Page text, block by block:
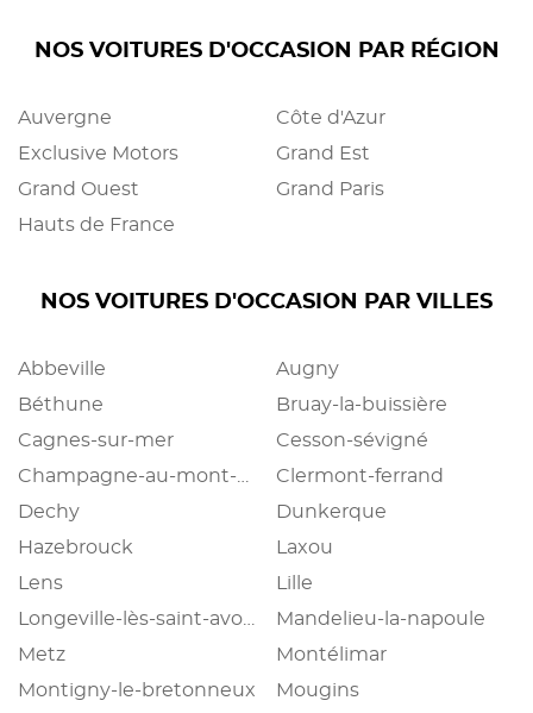
NOS VOITURES D'OCCASION PAR RÉGION
Auvergne
Côte d'Azur
Exclusive Motors
Grand Est
Grand Ouest
Grand Paris
Hauts de France
NOS VOITURES D'OCCASION PAR VILLES
Abbeville
Augny
Béthune
Bruay-la-buissière
Cagnes-sur-mer
Cesson-sévigné
Clermont-ferrand
Dechy
Dunkerque
Hazebrouck
Laxou
Lens
Lille
Mandelieu-la-napoule
Metz
Montélimar
Montigny-le-bretonneux
Mougins